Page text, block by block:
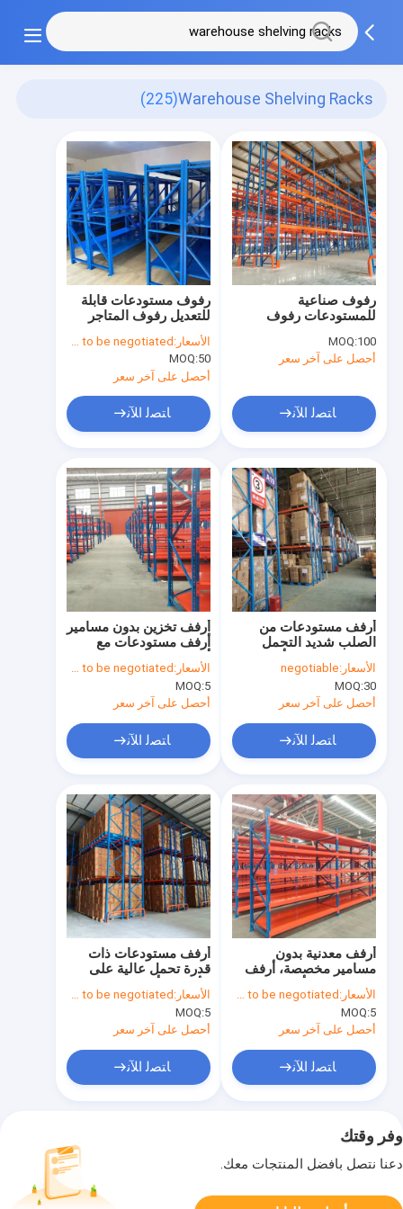
Warehouse Shelving Racks
(225)
رفوف مستودعات قابلة
للتعديل رفوف المتاجر
الكبرى المعدنية
الأسعار: Price needs to be negotiated
MOQ:50
أحصل على آخر سعر
ﺎﺘﺼﻟ ﺍﻶﻧ
رفوف صناعية
للمستودعات رفوف
البضائع
MOQ:100
أحصل على آخر سعر
ﺎﺘﺼﻟ ﺍﻶﻧ
أرفف تخزين بدون مسامير
أرفف مستودعات مع
500 كجم / طبقة
للمستودعات
الأسعار: Price needs to be negotiated
MOQ:5
أحصل على آخر سعر
ﺎﺘﺼﻟ ﺍﻶﻧ
أرفف مستودعات من
الصلب شديد التحمل
لتخزين البضائع، ألوان
مخصصة، مقاومة للصدأ
الأسعار:negotiable
MOQ:30
أحصل على آخر سعر
ﺎﺘﺼﻟ ﺍﻶﻧ
أرفف مستودعات ذات
قدرة تحمل عالية على
الأحمال، أرفف منصات
نقالة، أرفف صناعية للبيع
الأسعار: Price needs to be negotiated
MOQ:5
أحصل على آخر سعر
ﺎﺘﺼﻟ ﺍﻶﻧ
أرفف معدنية بدون
مسامير مخصصة، أرفف
مستودعات، أرفف المصنع
الأسعار: Price needs to be negotiated
MOQ:5
أحصل على آخر سعر
ﺎﺘﺼﻟ ﺍﻶﻧ
وفر وقتك
دعنا نتصل بأفضل المنتجات معك.